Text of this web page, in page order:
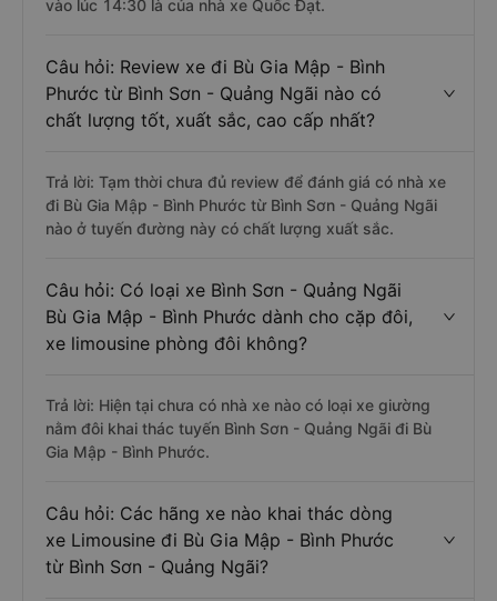
vào lúc 14:30 là của nhà xe Quốc Đạt.
Câu hỏi: Review xe đi Bù Gia Mập - Bình
Phước từ Bình Sơn - Quảng Ngãi nào có
chất lượng tốt, xuất sắc, cao cấp nhất?
Trả lời: Tạm thời chưa đủ review để đánh giá có nhà xe
đi Bù Gia Mập - Bình Phước từ Bình Sơn - Quảng Ngãi
nào ở tuyến đường này có chất lượng xuất sắc.
Câu hỏi: Có loại xe Bình Sơn - Quảng Ngãi
Bù Gia Mập - Bình Phước dành cho cặp đôi,
xe limousine phòng đôi không?
Trả lời: Hiện tại chưa có nhà xe nào có loại xe giường
nằm đôi khai thác tuyến Bình Sơn - Quảng Ngãi đi Bù
Gia Mập - Bình Phước.
Câu hỏi: Các hãng xe nào khai thác dòng
xe Limousine đi Bù Gia Mập - Bình Phước
từ Bình Sơn - Quảng Ngãi?